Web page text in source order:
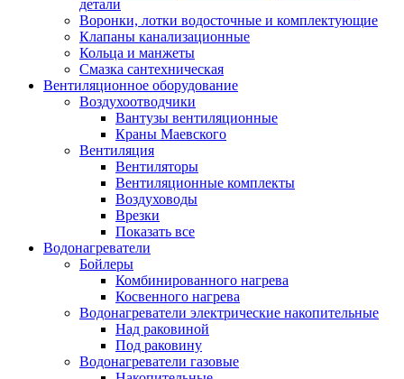
детали
Воронки, лотки водосточные и комплектующие
Клапаны канализационные
Кольца и манжеты
Смазка сантехническая
Вентиляционное оборудование
Воздухоотводчики
Вантузы вентиляционные
Краны Маевского
Вентиляция
Вентиляторы
Вентиляционные комплекты
Воздуховоды
Врезки
Показать все
Водонагреватели
Бойлеры
Комбинированного нагрева
Косвенного нагрева
Водонагреватели электрические накопительные
Над раковиной
Под раковину
Водонагреватели газовые